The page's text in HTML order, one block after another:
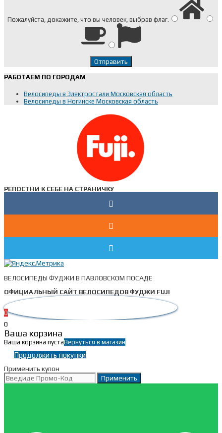
Пожалуйста, докажите, что вы человек, выбрав флаг.
РАБОТАЕМ ПО ГОРОДАМ
Велосипеды в Электростали Московская область
Велосипеды в Ногинске Московская область
РЕПОСТНИ К СЕБЕ НА СТРАНИЧКУ
ВЕЛОСИПЕДЫ ФУДЖИ В ПАВЛОВСКОМ ПОСАДЕ
ОФИЦИАЛЬНЫЙ САЙТ ВЕЛОСИПЕДОВ ФУДЖИ FUJI
0
0
Ваша корзина
Ваша корзина пустаВернуться в магазин
Продолжить покупки
Применить купон
Применить